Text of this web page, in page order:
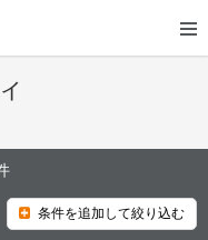
条件を追加して絞り込む